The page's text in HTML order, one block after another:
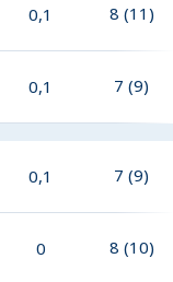
0,1 8 (11)
0,1 7 (9)
0,1 7 (9)
0 8 (10)